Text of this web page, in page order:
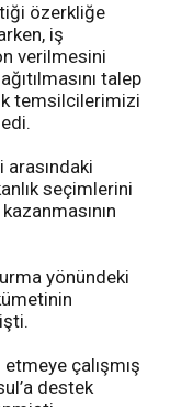
özerkliğe
iş
verilmesini
talep
temsilcilerimizi
seçimlerini
yönündeki
çalışmış
destek